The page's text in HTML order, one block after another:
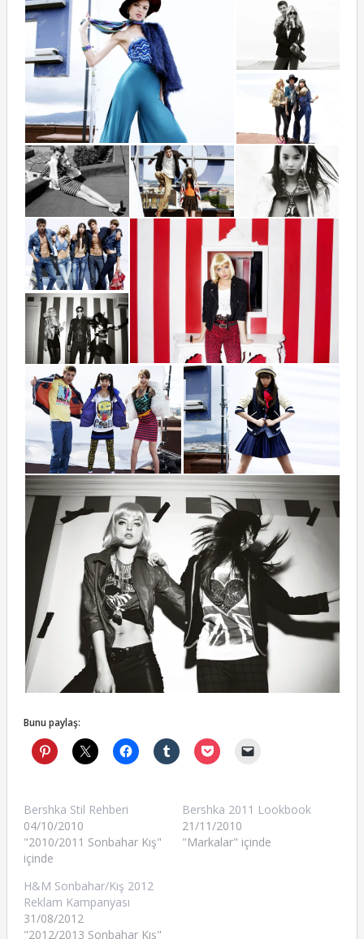
Bunu paylaş:
Bershka Stil Rehberi
04/10/2010
"2010/2011 Sonbahar Kış"
içinde
Bershka 2011 Lookbook
21/11/2010
"Markalar" içinde
H&M Sonbahar/Kış 2012
Reklam Kampanyası
31/08/2012
"2012/2013 Sonbahar Kış"